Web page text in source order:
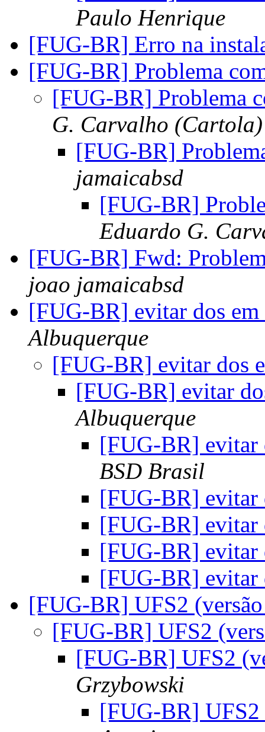
Paulo Henrique
[FUG-BR] Erro na
[FUG-BR] Problema
[FUG-BR] Problema
G. Carvalho (Cartola)
[FUG-BR]
jamaicabsd
[FUG-BR]
Eduardo G.
[FUG-BR] Fwd:
joao jamaicabsd
[FUG-BR] evitar dos
Albuquerque
[FUG-BR] evitar dos
[FUG-BR] evitar
Albuquerque
[FUG-BR] evitar
BSD Brasil
[FUG-BR] evitar
[FUG-BR] evitar
[FUG-BR] evitar
[FUG-BR] evitar
[FUG-BR] UFS2
[FUG-BR] UFS2
[FUG-BR] UFS2
Grzybowski
[FUG-BR]